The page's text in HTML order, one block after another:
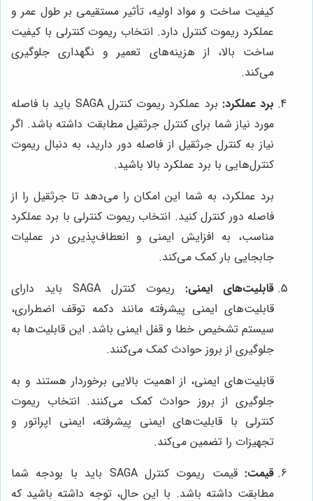
کیفیت ساخت و مواد اولیه، تأثیر مستقیمی بر طول عمر و
عملکرد ریموت کنترل دارد. انتخاب ریموت کنترلی با کیفیت
ساخت بالا، از هزینه‌های تعمیر و نگهداری جلوگیری
می‌کند.
برد عملکرد:
برد عملکرد ریموت کنترل SAGA باید با فاصله
مورد نیاز شما برای کنترل جرثقیل مطابقت داشته باشد. اگر
نیاز به کنترل جرثقیل از فاصله دور دارید، به دنبال ریموت
کنترل‌هایی با برد عملکرد بالا باشید.
برد عملکرد، به شما این امکان را می‌دهد تا جرثقیل را از
فاصله دور کنترل کنید. انتخاب ریموت کنترلی با برد عملکرد
مناسب، به افزایش ایمنی و انعطاف‌پذیری در عملیات
جابجایی بار کمک می‌کند.
قابلیت‌های ایمنی:
ریموت کنترل SAGA باید دارای
قابلیت‌های ایمنی پیشرفته مانند دکمه توقف اضطراری،
سیستم تشخیص خطا و قفل ایمنی باشد. این قابلیت‌ها به
جلوگیری از بروز حوادث کمک می‌کنند.
قابلیت‌های ایمنی، از اهمیت بالایی برخوردار هستند و به
جلوگیری از بروز حوادث کمک می‌کنند. انتخاب ریموت
کنترلی با قابلیت‌های ایمنی پیشرفته، ایمنی اپراتور و
تجهیزات را تضمین می‌کند.
قیمت:
قیمت ریموت کنترل SAGA باید با بودجه شما
مطابقت داشته باشد. با این حال، توجه داشته باشید که